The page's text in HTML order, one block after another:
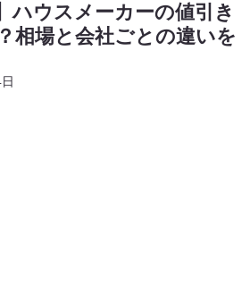
ハウスメーカーの値引き
相場と会社ごとの違いを